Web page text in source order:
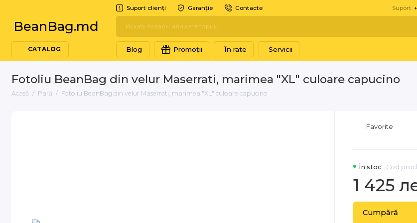
Suport clienți Garanție Contacte Suport
BeanBag.md
CATALOG Blog Promoții În rate Servicii
Fotoliu BeanBag din velur Maserrati, marimea "XL" culoare capucino
Acasă Pară Fotoliu BeanBag din velur Maserrati, marimea "XL" culoare capucino
În stoc Cod
1 425
Cumpără
Favorite